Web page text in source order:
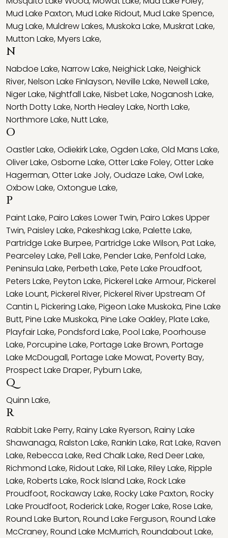
Mud Lake Paxton,Mud Lake Ridout,Mud Lake Spence,
Mug Lake,Muldrew Lakes,Muskoka Lake,Muskrat Lake,
Mutton Lake,Myers Lake,
N
Nabdoe Lake,Narrow Lake,Neighick Lake,Neighick
River,Nelson Lake Finlayson,Neville Lake,Newell Lake,
Niger Lake,Nightfall Lake,Nisbet Lake,Noganosh Lake,
North Dotty Lake,North Healey Lake,North Lake,
Northmore Lake,Nutt Lake,
O
Oastler Lake,Odiekirk Lake,Ogden Lake,Old Mans Lake,
Oliver Lake,Osborne Lake,Otter Lake Foley,Otter Lake
Hagerman,Otter Lake Joly,Oudaze Lake,Owl Lake,
Oxbow Lake,Oxtongue Lake,
P
Paint Lake,Pairo Lakes Lower Twin,Pairo Lakes Upper
Twin,Paisley Lake,Pakeshkag Lake,Palette Lake,
Partridge Lake Burpee,Partridge Lake Wilson,Pat Lake,
Pearceley Lake,Pell Lake,Pender Lake,Penfold Lake,
Peninsula Lake,Perbeth Lake,Pete Lake Proudfoot,
Peters Lake,Peyton Lake,Pickerel Lake Armour,Pickerel
Lake Lount,Pickerel River,Pickerel River Upstream Of
Cantin L,Pickering Lake,Pigeon Lake Muskoka,Pine Lake
Butt,Pine Lake Muskoka,Pine Lake Oakley,Plate Lake,
Playfair Lake,Pondsford Lake,Pool Lake,Poorhouse
Lake,Porcupine Lake,Portage Lake Brown,Portage
Lake McDougall,Portage Lake Mowat,Poverty Bay,
Prospect Lake Draper,Pyburn Lake,
Q
Quinn Lake,
R
Rabbit Lake Perry,Rainy Lake Ryerson,Rainy Lake
Shawanaga,Ralston Lake,Rankin Lake,Rat Lake,Raven
Lake,Rebecca Lake,Red Chalk Lake,Red Deer Lake,
Richmond Lake,Ridout Lake,Ril Lake,Riley Lake,Ripple
Lake,Roberts Lake,Rock Island Lake,Rock Lake
Proudfoot,Rockaway Lake,Rocky Lake Paxton,Rocky
Lake Proudfoot,Roderick Lake,Roger Lake,Rose Lake,
Round Lake Burton,Round Lake Ferguson,Round Lake
McCraney,Round Lake McMurrich,Roundabout Lake,